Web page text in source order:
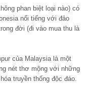
phan biệt loại nào) có
nổi tiếng với đảo
đời (đi vào mua thu là
của Malaysia là một
nét thơ mộng với những
truyền thống độc đáo.